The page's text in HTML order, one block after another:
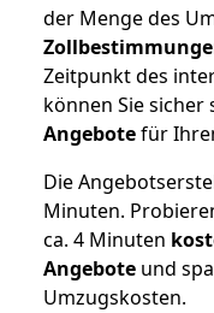
der Menge des
Zeitpunkt des
können Sie sicher
Angebotefür
Die
Minuten.
ca. 4 Minuten
Angebote und
Umzugskosten.